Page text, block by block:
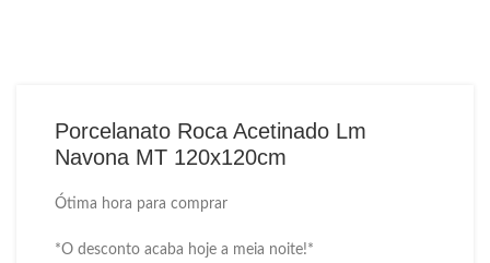
Porcelanato Roca Acetinado Lm
Navona MT 120x120cm
Ótima hora para comprar
*O desconto acaba hoje a meia noite!*